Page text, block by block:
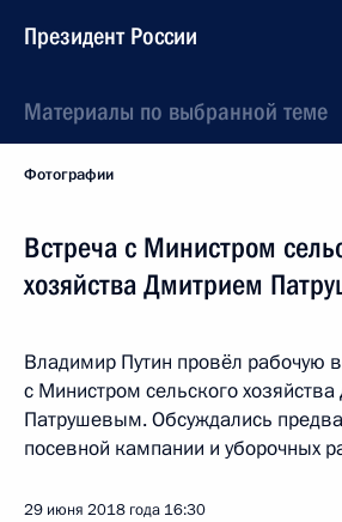
Президент России
Материалы по выбранной теме
Фотографии
Встреча с Министром
хозяйства Дмитрием
Владимир Путин провёл рабочую
с Министром сельского
Патрушевым. Обсуждались
посевной кампании и уборочных
29 июня 2018 года 16:30